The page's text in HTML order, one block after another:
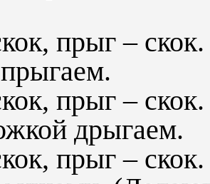
прыг – скок.
прыг – скок.
дрыгаем.
прыг – скок.